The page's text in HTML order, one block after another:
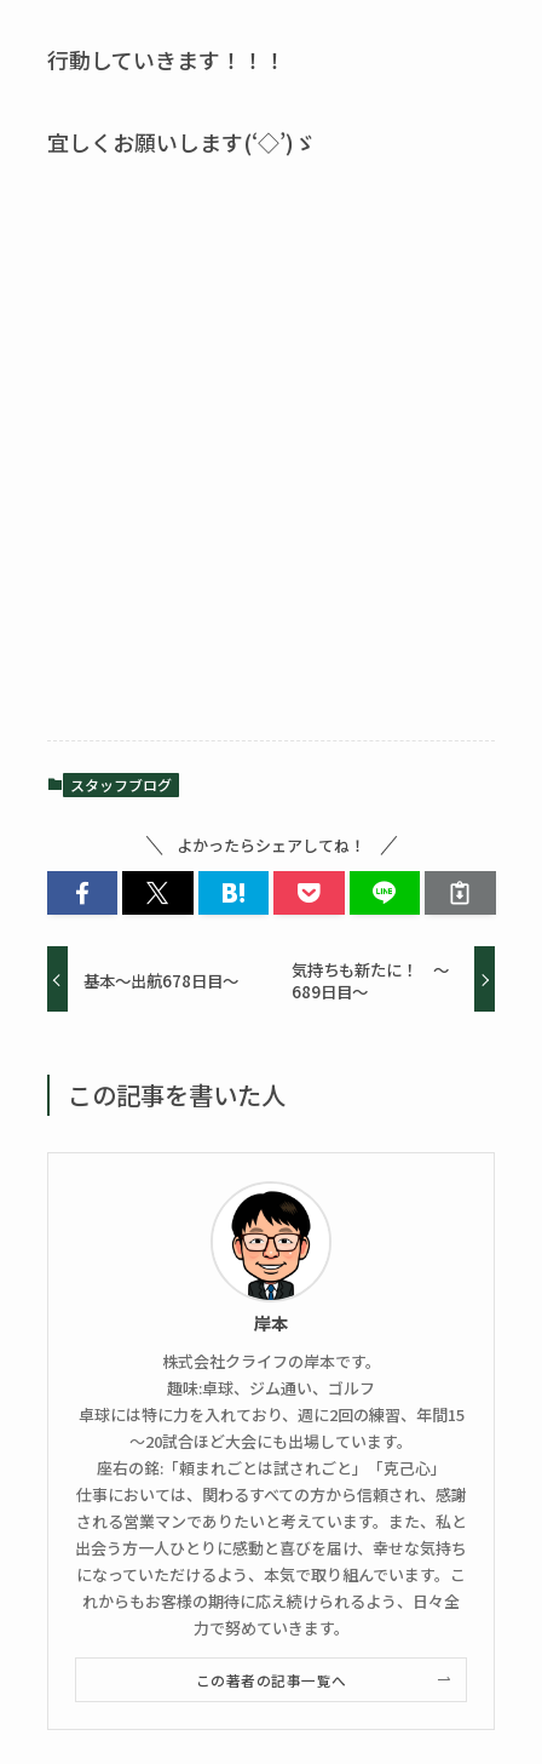
行動していきます！！！
宜しくお願いします(‘◇’)ゞ
スタッフブログ
よかったらシェアしてね！
基本～出航678日目～
気持ちも新たに！ ～
689日目～
この記事を書いた人
岸本
株式会社クライフの岸本です。
趣味:卓球、ジム通い、ゴルフ
卓球には特に力を入れており、週に2回の練習、年間15
～20試合ほど大会にも出場しています。
座右の銘:「頼まれごとは試されごと」「克己心」
仕事においては、関わるすべての方から信頼され、感謝
される営業マンでありたいと考えています。また、私と
出会う方一人ひとりに感動と喜びを届け、幸せな気持ち
になっていただけるよう、本気で取り組んでいます。こ
れからもお客様の期待に応え続けられるよう、日々全
力で努めていきます。
この著者の記事一覧へ